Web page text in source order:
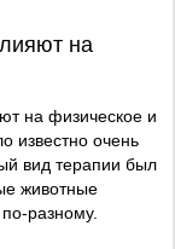
на
на физическое и
известно очень
вид терапии был
животные
разному.